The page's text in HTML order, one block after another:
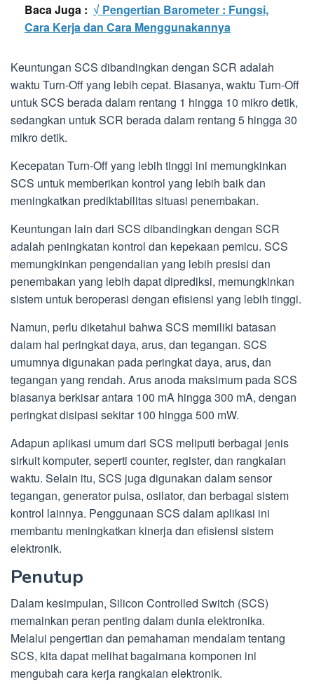
Baca Juga : √ Pengertian Barometer : Fungsi,
Cara Kerja dan Cara Menggunakannya
Keuntungan SCS dibandingkan dengan SCR adalah
waktu Turn-Off yang lebih cepat. Biasanya, waktu Turn-Off
untuk SCS berada dalam rentang 1 hingga 10 mikro detik,
sedangkan untuk SCR berada dalam rentang 5 hingga 30
mikro detik.
Kecepatan Turn-Off yang lebih tinggi ini memungkinkan
SCS untuk memberikan kontrol yang lebih baik dan
meningkatkan prediktabilitas situasi penembakan.
Keuntungan lain dari SCS dibandingkan dengan SCR
adalah peningkatan kontrol dan kepekaan pemicu. SCS
memungkinkan pengendalian yang lebih presisi dan
penembakan yang lebih dapat diprediksi, memungkinkan
sistem untuk beroperasi dengan efisiensi yang lebih tinggi.
Namun, perlu diketahui bahwa SCS memiliki batasan
dalam hal peringkat daya, arus, dan tegangan. SCS
umumnya digunakan pada peringkat daya, arus, dan
tegangan yang rendah. Arus anoda maksimum pada SCS
biasanya berkisar antara 100 mA hingga 300 mA, dengan
peringkat disipasi sekitar 100 hingga 500 mW.
Adapun aplikasi umum dari SCS meliputi berbagai jenis
sirkuit komputer, seperti counter, register, dan rangkaian
waktu. Selain itu, SCS juga digunakan dalam sensor
tegangan, generator pulsa, osilator, dan berbagai sistem
kontrol lainnya. Penggunaan SCS dalam aplikasi ini
membantu meningkatkan kinerja dan efisiensi sistem
elektronik.
Penutup
Dalam kesimpulan, Silicon Controlled Switch (SCS)
memainkan peran penting dalam dunia elektronika.
Melalui pengertian dan pemahaman mendalam tentang
SCS, kita dapat melihat bagaimana komponen ini
mengubah cara kerja rangkaian elektronik.